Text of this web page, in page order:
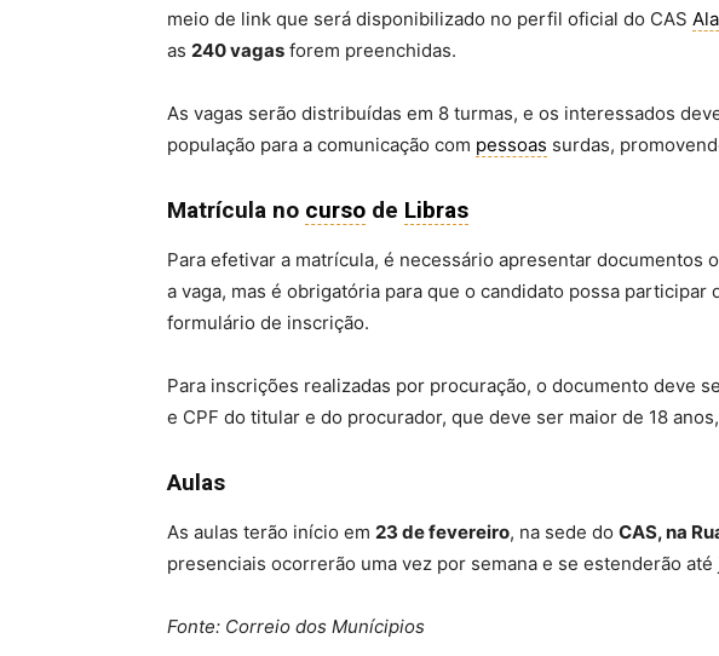
meio de link que será disponibilizado no perfil oficial do CAS
as 240 vagas forem preenchidas.
As vagas serão distribuídas em 8 turmas, e os interessados
população para a comunicação com pessoas surdas,
Matrícula no curso de Libras
Para efetivar a matrícula, é necessário apresentar documentos
a vaga, mas é obrigatória para que o candidato possa
formulário de inscrição.
Para inscrições realizadas por procuração, o documento deve
e CPF do titular e do procurador, que deve ser maior de 18
Aulas
As aulas terão início em 23 de fevereiro, na sede do CAS, na
presenciais ocorrerão uma vez por semana e se estenderão
Fonte: Correio dos Munícipios